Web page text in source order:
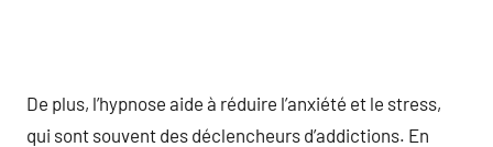
De plus, l’hypnose aide à réduire l’anxiété et le stress,
qui sont souvent des déclencheurs d’addictions. En